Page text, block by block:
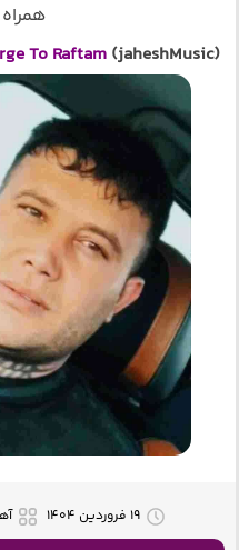
To Raftam (jaheshMusic)
۱۹ فروردین ۱۴۰۴